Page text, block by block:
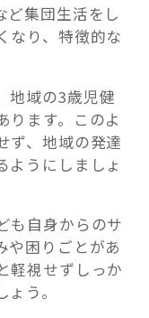
ど集団生活をし
なり、特徴的な
地域の3歳児健
ります。このよ
ず、地域の発達
ようにしましょ
も自身からのサ
や困りごとがあ
軽視せずしっか
う。